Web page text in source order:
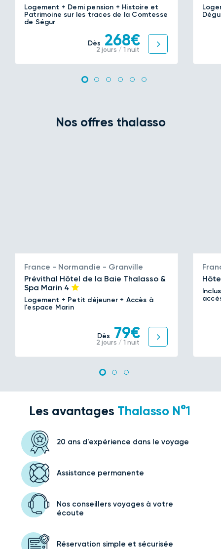
Logement + Demi pension + Histoire et
Patrimoine sur les traces de la Comtesse
de Ségur
Dès 268€
2 jours / 1 nuit
Nos offres thalasso
France - Normandie - Granville
Prévithal Hôtel de la Baie Thalasso &
Spa Marin 4
Logement + Petit déjeuner + Accès à
l'espace Marin
Dès 79€
2 jours / 1 nuit
Les avantages Thalasso N°1
20 ans d'expérience dans le voyage
Assistance permanente
Nos conseillers voyagesà votre
écoute
Réservation simple et sécurisée